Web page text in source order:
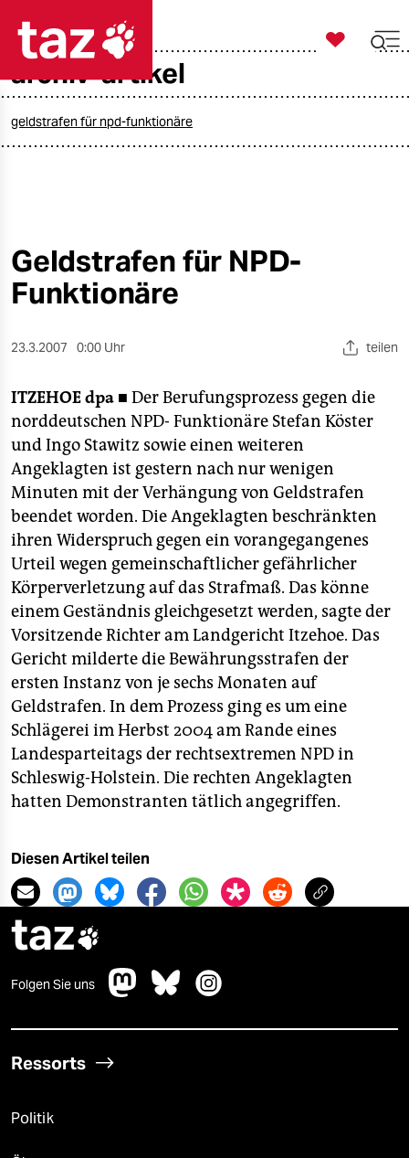
taz zahl ich
öko
gesellschaft
berlin
nord
wahrheit
verlag
verlag
veranstaltungen
shop
fragen & hilfe
unterstützen
abo
genossenschaft

taz zahl ich
archiv-artikel
geldstrafen für npd-funktionäre
Geldstrafen für NPD-
Funktionäre
23.3.2007 0:00 Uhr teilen
ITZEHOEdpa ■ Der Berufungsprozess gegen die
norddeutschen NPD- Funktionäre Stefan Köster
und Ingo Stawitz sowie einen weiteren
Angeklagten ist gestern nach nur wenigen
Minuten mit der Verhängung von Geldstrafen
beendet worden. Die Angeklagten beschränkten
ihren Widerspruch gegen ein vorangegangenes
Urteil wegen gemeinschaftlicher gefährlicher
Körperverletzung auf das Strafmaß. Das könne
einem Geständnis gleichgesetzt werden, sagte der
Vorsitzende Richter am Landgericht Itzehoe. Das
Gericht milderte die Bewährungsstrafen der
ersten Instanz von je sechs Monaten auf
Geldstrafen. In dem Prozess ging es um eine
Schlägerei im Herbst 2004 am Rande eines
Landesparteitags der rechtsextremen NPD in
Schleswig-Holstein. Die rechten Angeklagten
hatten Demonstranten tätlich angegriffen.
Diesen Artikel teilen
taz
Folgen Sie uns
Ressorts
Politik